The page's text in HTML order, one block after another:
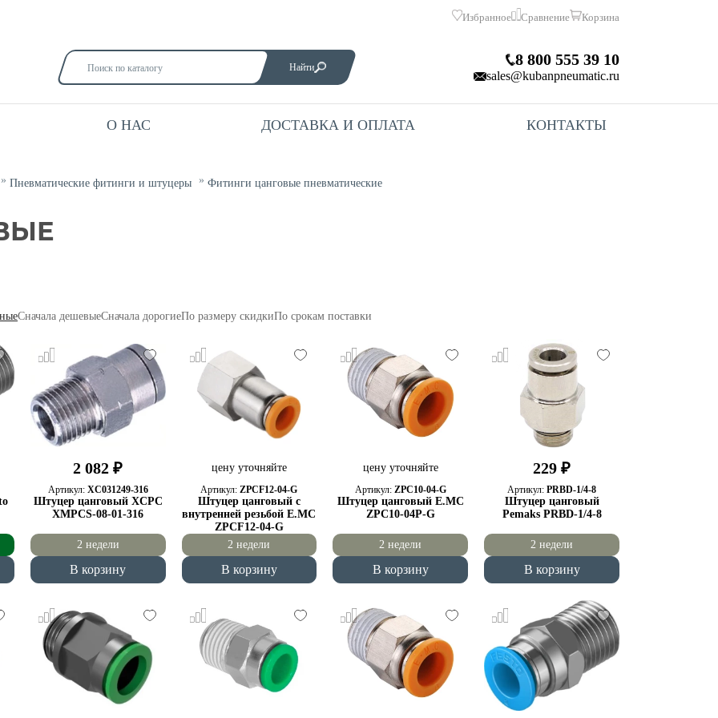
Избранное Сравнение Корзина
Найти 8 800 555 39 10
sales@kubanpneumatic.ru
О НАС ДОСТАВКА И ОПЛАТА КОНТАКТЫ
Пневматические фитинги и штуцеры Фитинги цанговые пневматические
Сначала дешевыеСначала дорогиеПо размеру скидкиПо срокам поставки
2 082 ₽
Артикул: XC031249-316
Штуцер цанговый XCPC
XMPCS-08-01-316
2 недели
В корзину
цену уточняйте
Артикул:ZPCF12-04-G
Штуцер цанговый с
внутренней резьбой E.MC
ZPCF12-04-G
2 недели
В корзину
цену уточняйте
Артикул: ZPC10-04-G
Штуцер цанговый E.MC
ZPC10-04P-G
2 недели
В корзину
229 ₽
Артикул:PRBD-1/4-8
Штуцер цанговый
Pemaks PRBD-1/4-8
2 недели
В корзину